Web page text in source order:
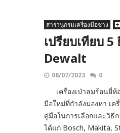
สารานุกรมเครื่องมือช่าง
เปรียบเทียบ
Dewalt
08/07/2023 0
เครื่องเป่าลมร้อนยี่ห้
มือใหม่ที่กำลังมองหา เ
คู่มือในการเลือกและวิธี
ได้แก่ Bosch, Makita,